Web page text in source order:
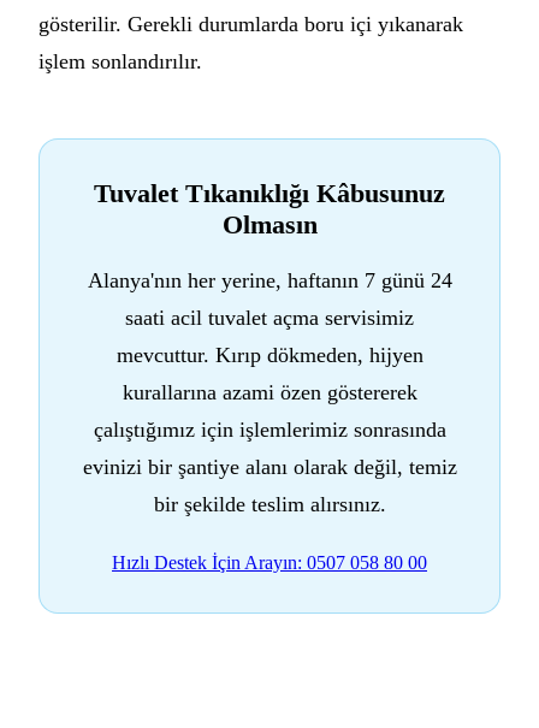
gösterilir. Gerekli durumlarda boru içi yıkanarak
işlem sonlandırılır.
Tuvalet Tıkanıklığı Kâbusunuz
Olmasın
Alanya'nın her yerine, haftanın 7 günü 24
saati acil tuvalet açma servisimiz
mevcuttur. Kırıp dökmeden, hijyen
kurallarına azami özen göstererek
çalıştığımız için işlemlerimiz sonrasında
evinizi bir şantiye alanı olarak değil, temiz
bir şekilde teslim alırsınız.
Hızlı Destek İçin Arayın: 0507 058 80 00